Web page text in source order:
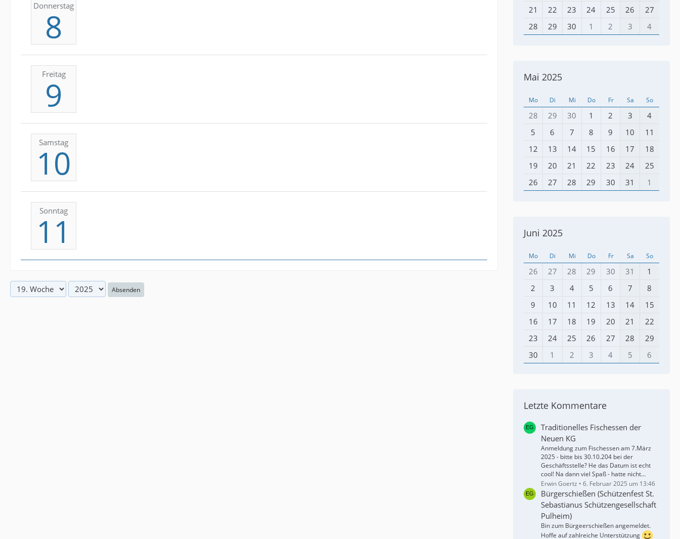
Donnerstag
8
Freitag
9
Samstag
10
Sonntag
11
Absenden
21
22 23 24 25 26
27
28
29 30 1 2 3 4
Mai 2025
Mo Di Mi Do Fr Sa So
28 29 30 1 2 3
4
5
6 7 8 9 10
11
12
13 14 15 16 17
18
19
20 21 22 23 24
25
26
27 28 29 30 31 1
Juni 2025
Mo Di Mi Do Fr Sa So
26 27 28 29 30 31
1
2
3 4 5 6 7
8
9
10 11 12 13 14
15
16
17 18 19 20 21
22
23
24 25 26 27 28
29
30
1 2 3 4 5 6
Letzte Kommentare
Traditionelles Fischessen der
Neuen KG
Anmeldung zum Fischessen am 7.März
2025 - bitte bis 30.10.204 bei der
Geschäftsstelle? He das Datum ist echt
cool! Na dann viel Spaß - hatte nicht…
Erwin Goertz
6. Februar 2025 um 13:46
Bürgerschießen (Schützenfest St.
Sebastianus Schützengesellschaft
Pulheim)
Bin zum Bürgeerschießen angemeldet.
Hoffe auf zahlreiche Unterstützung